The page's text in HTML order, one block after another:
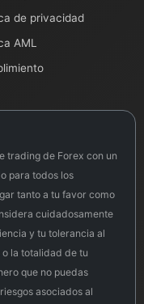
de privacidad
AML
trading de Forex con un
para todos los
tanto a tu favor como
cuidadosamente
y tu tolerancia al
la totalidad de tu
que no puedas
asociados al